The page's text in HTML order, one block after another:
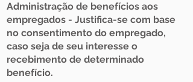
Administração de benefícios aos
empregados - Justifica-se com base
no consentimento do empregado,
caso seja de seu interesse o
recebimento de determinado
benefício.